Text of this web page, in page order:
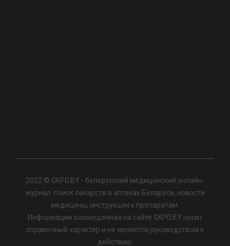
2022 © GKPD.BY - белорусский медицинский онлайн-
журнал: поиск лекарств в аптеках Беларуси, новости
медицины, инструкции к препаратам.
Информация размещенная на сайте GKPD.BY носит
справочный характер и не является руководством к
действию.